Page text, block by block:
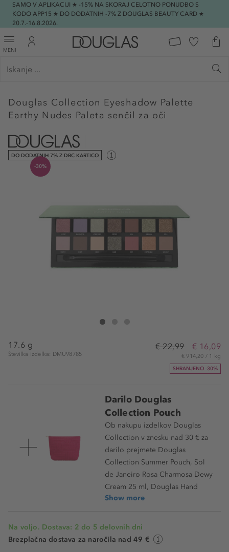
SAMO V APLIKACIJI ★ -15% NA SKORAJ CELOTNO PONUDBO S
KODO APP15 ★ DO DODATNIH -7% Z DOUGLAS BEAUTY CARD ★
20.7.-16.8.2026.
MENI
Douglas Collection Eyeshadow Palette
Earthy Nudes Paleta senčil za oči
DO DODATNIH 7% Z DBC KARTICO
-30%
Douglas Collection Eyeshadow Palette Earthy Nudes
17.6 g
Številka izdelka: DMU98785
€ 22,99 € 16,09
€ 914,20 / 1 kg
SHRANJENO -30%
Darilo Douglas
Collection Pouch
Ob nakupu izdelkov Douglas
Collection v znesku nad 30 € za
darilo prejmete Douglas
Collection Summer Pouch, Sol
de Janeiro Rosa Charmosa Dewy
Cream 25 ml, Douglas Hand
Show more
Na voljo. Dostava: 2 do 5 delovnih dni
Brezplačna dostava za naročila nad 49 €